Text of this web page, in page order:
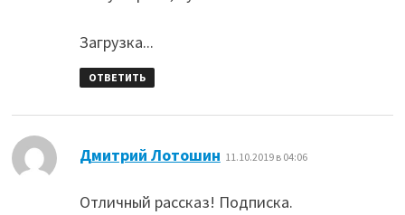
Загрузка...
ОТВЕТИТЬ
Дмитрий Лотошин 11.10.2019 в 04:06
Отличный рассказ! Подписка.